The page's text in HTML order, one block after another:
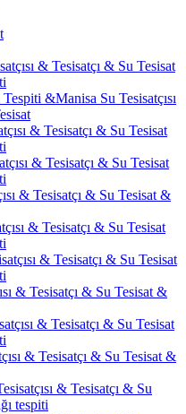
& Tesisatçı & Su Tesisat
&Manisa Su Tesisatçısı
& Tesisatçı & Su Tesisat
& Tesisatçı & Su Tesisat
& Tesisatçı & Su Tesisat &
& Tesisatçı & Su Tesisat
& Tesisatçı & Su Tesisat
& Tesisatçı & Su Tesisat &
& Tesisatçı & Su Tesisat
& Tesisatçı & Su Tesisat &
& Tesisatçı & Su
tespiti